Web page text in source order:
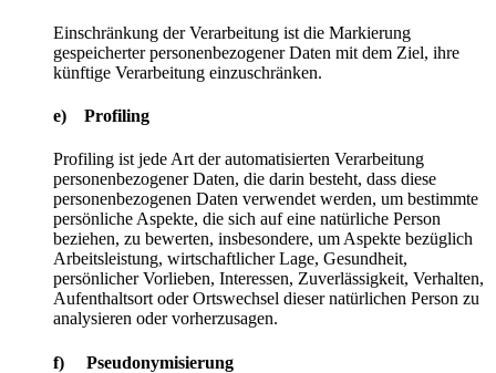
Einschränkung der Verarbeitung ist die Markierung
gespeicherter personenbezogener Daten mit dem Ziel, ihre
künftige Verarbeitung einzuschränken.
e) Profiling
Profiling ist jede Art der automatisierten Verarbeitung
personenbezogener Daten, die darin besteht, dass diese
personenbezogenen Daten verwendet werden, um bestimmte
persönliche Aspekte, die sich auf eine natürliche Person
beziehen, zu bewerten, insbesondere, um Aspekte bezüglich
Arbeitsleistung, wirtschaftlicher Lage, Gesundheit,
persönlicher Vorlieben, Interessen, Zuverlässigkeit, Verhalten,
Aufenthaltsort oder Ortswechsel dieser natürlichen Person zu
analysieren oder vorherzusagen.
f) Pseudonymisierung